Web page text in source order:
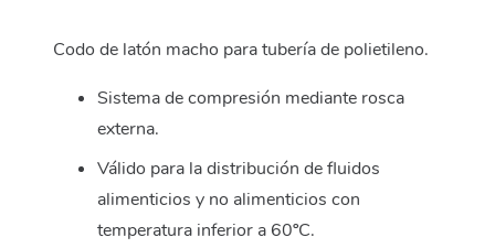
Codo de latón macho para tubería de polietileno.
Sistema de compresión mediante rosca
externa.
Válido para la distribución de fluidos
alimenticios y no alimenticios con
temperatura inferior a 60ºC.